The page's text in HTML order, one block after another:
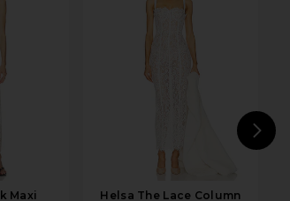
Maxi
Helsa The Lace Column